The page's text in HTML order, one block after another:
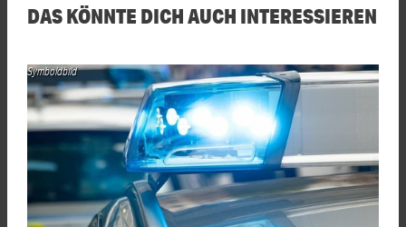
DAS KÖNNTE DICH AUCH INTERESSIEREN
Symboldbild